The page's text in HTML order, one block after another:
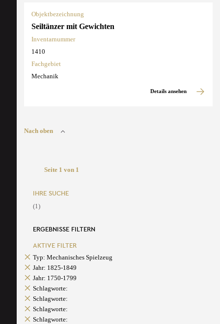
Objektbezeichnung
Seiltänzer mit Gewichten
Inventarnummer
1410
Fachgebiet
Mechanik
Details ansehen
Nach oben
Seite 1 von 1
IHRE SUCHE
(1)
ERGEBNISSE FILTERN
AKTIVE FILTER
Typ: Mechanisches Spielzeug
Jahr: 1825-1849
Jahr: 1750-1799
Schlagworte:
Schlagworte:
Schlagworte:
Schlagworte: